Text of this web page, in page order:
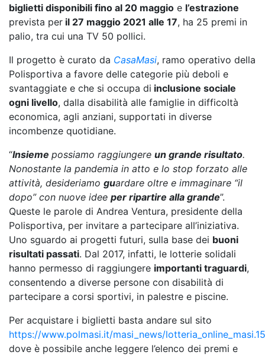
biglietti disponibili fino al 20 maggio e l’estrazione
prevista per il 27 maggio 2021 alle 17, ha 25 premi in
palio, tra cui una TV 50 pollici.
Il progetto è curato da CasaMasi, ramo operativo della
Polisportiva a favore delle categorie più deboli e
svantaggiate e che si occupa di inclusione sociale
ogni livello, dalla disabilità alle famiglie in difficoltà
economica, agli anziani, supportati in diverse
incombenze quotidiane.
“Insieme possiamo raggiungere un grande risultato.
Nonostante la pandemia in atto e lo stop forzato alle
attività, desideriamo guardare oltre e immaginare “il
dopo” con nuove idee per ripartire alla grande”.
Queste le parole di Andrea Ventura, presidente della
Polisportiva, per invitare a partecipare all’iniziativa.
Uno sguardo ai progetti futuri, sulla base dei buoni
risultati passati. Dal 2017, infatti, le lotterie solidali
hanno permesso di raggiungere importanti traguardi,
consentendo a diverse persone con disabilità di
partecipare a corsi sportivi, in palestre e piscine.
Per acquistare i biglietti basta andare sul sito
https://www.polmasi.it/masi_news/
dove è possibile anche leggere l’elenco dei premi e